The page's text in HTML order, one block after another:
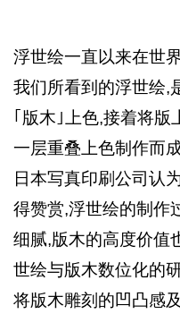
浮世绘一直以来在世
我们所看到的浮世绘,
｢版木｣上色,接着将版
一层重叠上色制作而
日本写真印刷公司认
得赞赏,浮世绘的制作
细腻,版木的高度价值
世绘与版木数位化的
将版木雕刻的凹凸感